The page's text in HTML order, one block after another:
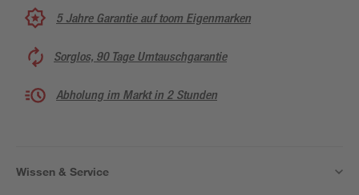
5 Jahre Garantie auf toom Eigenmarken
Sorglos, 90 Tage Umtauschgarantie
Abholung im Markt in 2 Stunden
Wissen & Service